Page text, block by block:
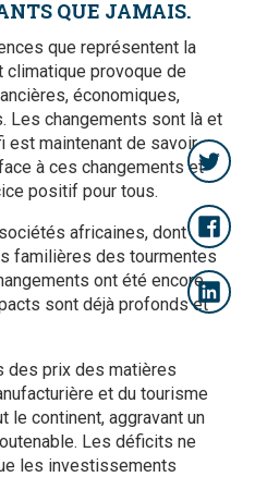
QUE JAMAIS.
que représentent la
climatique provoque de
économiques,
Les changements sont là et
est maintenant de savoir
à ces changements et
positif pour tous.
africaines, dont
familières des tourmentes
ont été encore
sont déjà profonds et
des prix des matières
et du tourisme
le continent, aggravant un
Les déficits ne
les investissements